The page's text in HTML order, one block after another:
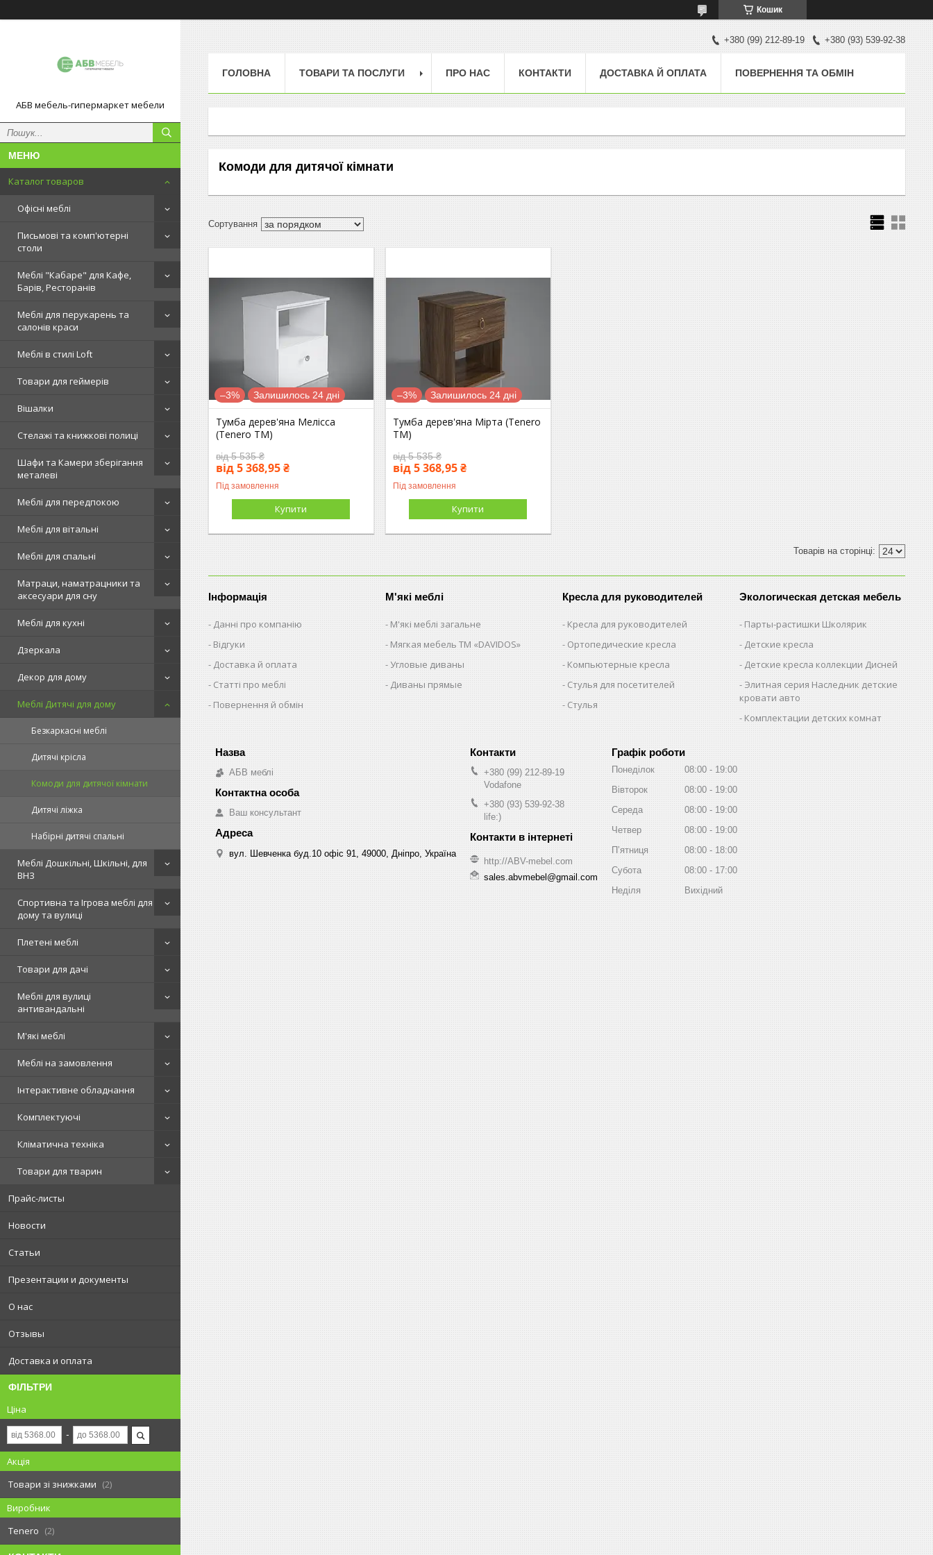
Кошик
АБВ мебель-гипермаркет мебели
Каталог товаров
Офісні меблі
Письмові та комп'ютерні
столи
Меблі "Кабаре" для Кафе,
Барів, Ресторанів
Меблі для перукарень та
салонів краси
Меблі в стилі Loft
Товари для геймерів
Вішалки
Стелажі та книжкові полиці
Шафи та Камери зберігання
металеві
Меблі для передпокою
Меблі для вітальні
Меблі для спальні
Матраци, наматрацники та
аксесуари для сну
Меблі для кухні
Дзеркала
Декор для дому
Меблі Дитячі для дому
Безкаркасні меблі
Дитячі крісла
Комоди для дитячої кімнати
Дитячі ліжка
Набірні дитячі спальні
Меблі Дошкільні, Шкільні, для
ВНЗ
Спортивна та Ігрова меблі для
дому та вулиці
Плетені меблі
Товари для дачі
Меблі для вулиці
антивандальні
М'які меблі
Меблі на замовлення
Інтерактивне обладнання
Комплектуючі
Кліматична техніка
Товари для тварин
Прайс-листы
Новости
Статьи
Презентации и документы
О нас
Отзывы
Доставка и оплата
ФІЛЬТРИ
Ціна
Акція
Товари зі знижками
2
Виробник
Tenero
2
+380 (99) 212-89-19 +380 (93) 539-92-38
ГОЛОВНА ТОВАРИ ТА ПОСЛУГИ ПРО НАС КОНТАКТИ ДОСТАВКА Й ОПЛАТА ПОВЕРНЕННЯ ТА ОБМІН
Комоди для дитячої кімнати
–3% Залишилось 24 дні
Тумба дерев'яна Мелісса
(Tenero TM)
від 5 535 ₴
від 5 368,95 ₴
Під замовлення
Купити
–3% Залишилось 24 дні
Тумба дерев'яна Мірта (Tenero
TM)
від 5 535 ₴
від 5 368,95 ₴
Під замовлення
Купити
Інформація
Данні про компанію
Відгуки
Доставка й оплата
Статті про меблі
Повернення й обмін
М'які меблі
М'які меблі загальне
Мягкая мебель ТМ «DAVIDOS»
Угловые диваны
Диваны прямые
Кресла для руководителей
Кресла для руководителей
Ортопедические кресла
Компьютерные кресла
Стулья для посетителей
Стулья
Экологическая детская мебель
Парты-растишки Школярик
Детские кресла
Детские кресла коллекции Дисней
Элитная серия Наследник детские
кровати авто
Комплектации детских комнат
АБВ меблі
Ваш консультант
вул. Шевченка буд.10 офіс 91, 49000, Дніпро, Україна
+380 (99) 212-89-19
Vodafone
+380 (93) 539-92-38
life:)
http://ABV-mebel.com
sales.abvmebel@gmail.com
Графік роботи
Понеділок 08:00
19:00
Вівторок
08:00
19:00
Середа
08:00
19:00
Четвер
08:00
19:00
Пʼятниця
08:00
18:00
Субота
08:00
17:00
Неділя
Вихідний